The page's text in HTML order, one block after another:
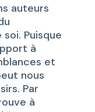
auteurs
Puisque
à
et
nous
Par
à